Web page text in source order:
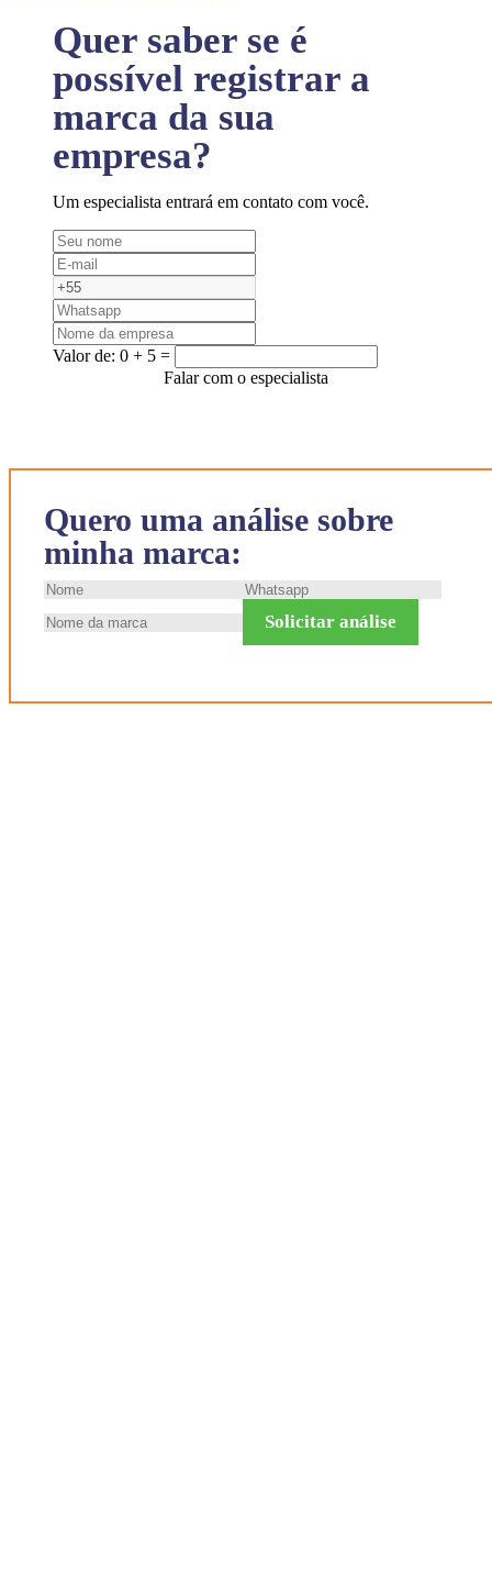
Quero uma análise sobre
minha marca:
Solicitar análise
Quer saber se é
possível registrar a
marca da sua
empresa?
Um especialista entrará em contato com você.
Valor de: 0 + 5 =
Falar com o especialista